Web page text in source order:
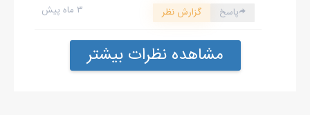
۳ ماه پیش پاسخ گزارش نظر
مشاهده نظرات بیشتر